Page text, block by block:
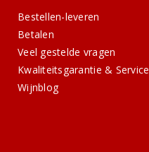
Bestellen-leveren
Betalen
Veel gestelde vragen
Kwaliteitsgarantie & Service
Wijnblog